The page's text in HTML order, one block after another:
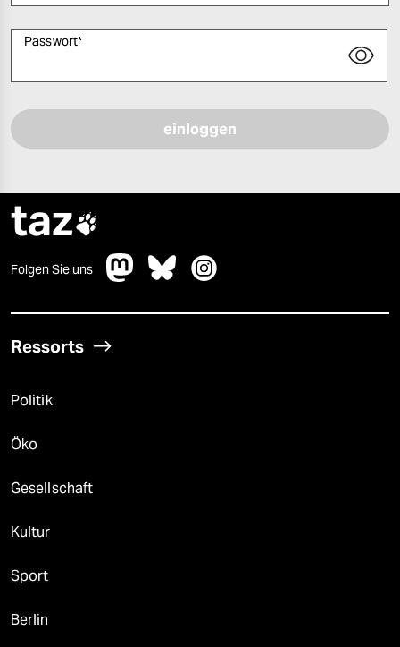
Passwort*
taz
Folgen Sie uns
Ressorts
Politik
Öko
Gesellschaft
Kultur
Sport
Berlin